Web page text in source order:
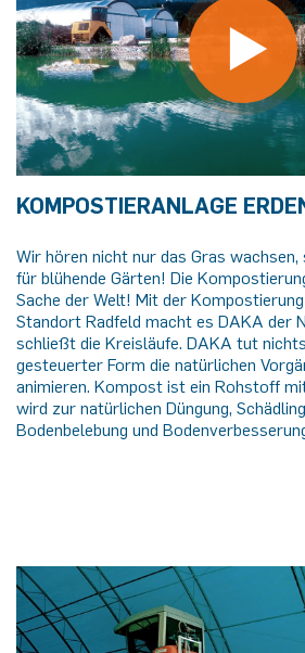
KOMPOSTIERANLAGE
Wir hören nicht nur das Gras
für blühende Gärten! Die
Sache der Welt! Mit der
Standort Radfeld macht es DAKA der
schließt die Kreisläufe. DAKA tut
gesteuerter Form die natürlichen
animieren. Kompost ist ein Rohstoff
wird zur natürlichen Düngung,
Bodenbelebung und